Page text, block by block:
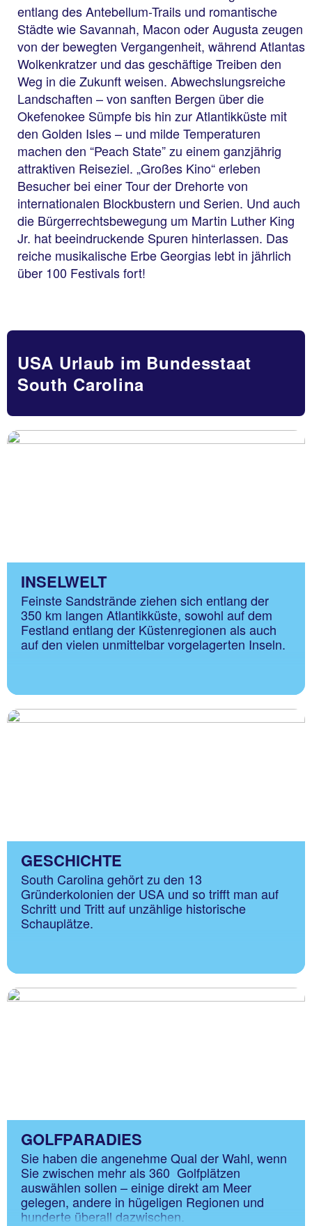
entlang des Antebellum-Trails und romantische
Städte wie Savannah, Macon oder Augusta zeugen
von der bewegten Vergangenheit, während Atlantas
Wolkenkratzer und das geschäftige Treiben den
Weg in die Zukunft weisen. Abwechslungsreiche
Landschaften – von sanften Bergen über die
Okefenokee Sümpfe bis hin zur Atlantikküste mit
den Golden Isles – und milde Temperaturen
machen den “Peach State” zu einem ganzjährig
attraktiven Reiseziel. „Großes Kino“ erleben
Besucher bei einer Tour der Drehorte von
internationalen Blockbustern und Serien. Und auch
die Bürgerrechtsbewegung um Martin Luther King
Jr. hat beeindruckende Spuren hinterlassen. Das
reiche musikalische Erbe Georgias lebt in jährlich
über 100 Festivals fort!
USA Urlaub im Bundesstaat
South Carolina
INSELWELT
Feinste Sandstrände ziehen sich entlang der
350 km langen Atlantikküste, sowohl auf dem
Festland entlang der Küstenregionen als auch
auf den vielen unmittelbar vorgelagerten Inseln.
GESCHICHTE
South Carolina gehört zu den 13
Gründerkolonien der USA und so trifft man auf
Schritt und Tritt auf unzählige historische
Schauplätze.
GOLFPARADIES
Sie haben die angenehme Qual der Wahl, wenn
Sie zwischen mehr als 360 Golfplätzen
auswählen sollen – einige direkt am Meer
gelegen, andere in hügeligen Regionen und
hunderte überall dazwischen.